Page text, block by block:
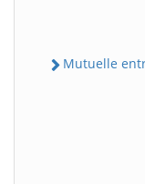
Mutuelle